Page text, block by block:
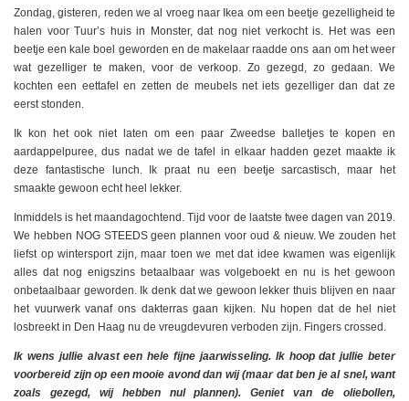
Zondag, gisteren, reden we al vroeg naar Ikea om een beetje gezelligheid te
halen voor Tuur’s huis in Monster, dat nog niet verkocht is. Het was een
beetje een kale boel geworden en de makelaar raadde ons aan om het weer
wat gezelliger te maken, voor de verkoop. Zo gezegd, zo gedaan. We
kochten een eettafel en zetten de meubels net iets gezelliger dan dat ze
eerst stonden.
Ik kon het ook niet laten om een paar Zweedse balletjes te kopen en
aardappelpuree, dus nadat we de tafel in elkaar hadden gezet maakte ik
deze fantastische lunch. Ik praat nu een beetje sarcastisch, maar het
smaakte gewoon echt heel lekker.
Inmiddels is het maandagochtend. Tijd voor de laatste twee dagen van 2019.
We hebben NOG STEEDS geen plannen voor oud & nieuw. We zouden het
liefst op wintersport zijn, maar toen we met dat idee kwamen was eigenlijk
alles dat nog enigszins betaalbaar was volgeboekt en nu is het gewoon
onbetaalbaar geworden. Ik denk dat we gewoon lekker thuis blijven en naar
het vuurwerk vanaf ons dakterras gaan kijken. Nu hopen dat de hel niet
losbreekt in Den Haag nu de vreugdevuren verboden zijn. Fingers crossed.
Ik wens jullie alvast een hele fijne jaarwisseling. Ik hoop dat jullie beter
voorbereid zijn op een mooie avond dan wij (maar dat ben je al snel, want
zoals gezegd, wij hebben nul plannen). Geniet van de oliebollen,